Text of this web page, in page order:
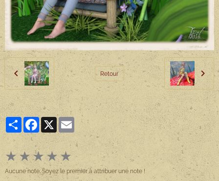
Retour
PartagerFacebook
X Email
★★★★★
Aucune note. Soyez le premier à attribuer une note !